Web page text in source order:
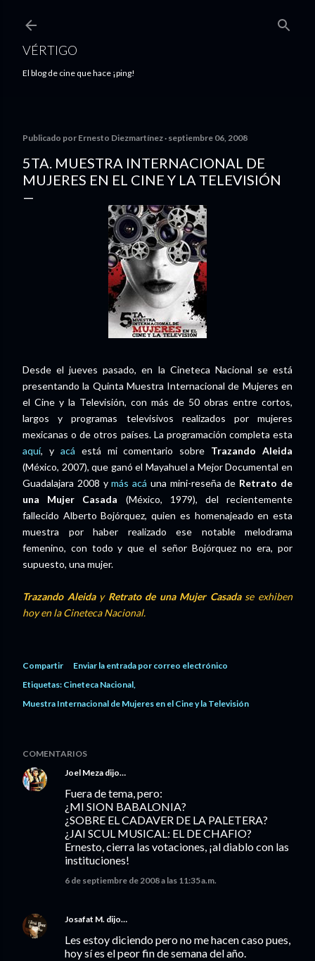
VÉRTIGO
El blog de cine que hace ¡ping!
Publicado por Ernesto Diezmartínez septiembre 06, 2008
5TA. MUESTRA INTERNACIONAL DE
MUJERES EN EL CINE Y LA TELEVISIÓN
Desde el jueves pasado, en la Cineteca Nacional se está
presentando la Quinta Muestra Internacional de Mujeres en
el Cine y la Televisión, con más de 50 obras entre cortos,
largos y programas televisivos realizados por mujeres
mexicanas o de otros países. La programación completa esta
aquí, y acá está mi comentario sobre Trazando Aleida
(México, 2007), que ganó el Mayahuel a Mejor Documental en
Guadalajara 2008 ymás acá una mini-reseña de Retrato de
una Mujer Casada (México, 1979), del recientemente
fallecido Alberto Bojórquez, quien es homenajeado en esta
muestra por haber realizado ese notable melodrama
femenino, con todo y que el señor Bojórquez no era, por
supuesto, una mujer.
Trazando Aleiday Retrato de una Mujer Casadase exhiben
hoy en la Cineteca Nacional.
Compartir
Enviar la entrada por correo electrónico
Etiquetas: Cineteca Nacional
Muestra Internacional de Mujeres en el Cine y la Televisión
COMENTARIOS
Joel Meza dijo…
Fuera de tema, pero:
¿MI SION BABALONIA?
¿SOBRE EL CADAVER DE LA PALETERA?
¿JAI SCUL MUSICAL: EL DE CHAFIO?
Ernesto, cierra las votaciones, ¡al diablo con las
instituciones!
6 de septiembre de 2008 a las 11:35 a.m.
Josafat M. dijo…
Les estoy diciendo pero no me hacen caso pues,
hoy sí es el peor fin de semana del año.